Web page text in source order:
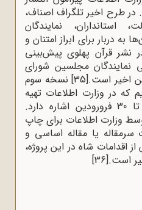
طرح اخیر تلگراف اصناف،
استانداران، نمایندگان
به دربار برای ابراز امتنان و
نشر قرآن پهلوی پیش‌بینی
مجلسین شورای
اخیر است.[35]
نسخه سوم
که در وزارت اطلاعات تهیه
شده به برنامه‌های هفتم تا 30 فرورودین اشاره دارد.
توسط وزارت اطلاعات برای چاپ
یا مقاله اساسی و
اقدامات شاه در این پروژه،
است.[36]